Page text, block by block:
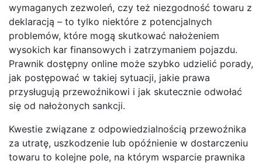
wymaganych zezwoleń, czy też niezgodność towaru z
deklaracją – to tylko niektóre z potencjalnych
problemów, które mogą skutkować nałożeniem
wysokich kar finansowych i zatrzymaniem pojazdu.
Prawnik dostępny online może szybko udzielić porady,
jak postępować w takiej sytuacji, jakie prawa
przysługują przewoźnikowi i jak skutecznie odwołać
się od nałożonych sankcji.
Kwestie związane z odpowiedzialnością przewoźnika
za utratę, uszkodzenie lub opóźnienie w dostarczeniu
towaru to kolejne pole, na którym wsparcie prawnika